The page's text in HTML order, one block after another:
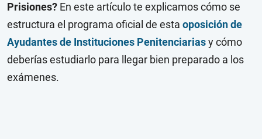
Prisiones? En este artículo te explicamos cómo se
estructura el programa oficial de esta oposición de
Ayudantes de Instituciones Penitenciariasy cómo
deberías estudiarlo para llegar bien preparado a los
exámenes.